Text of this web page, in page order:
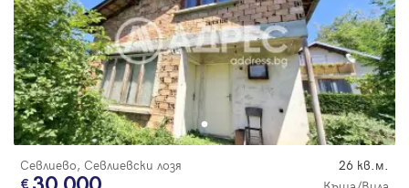
Севлиево, Севлиевски лозя 26 кв.м.